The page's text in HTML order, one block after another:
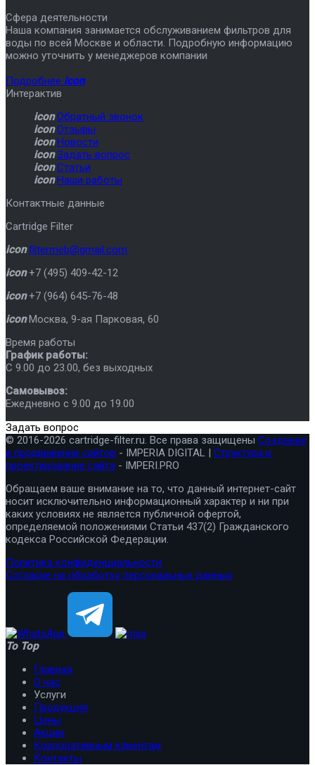
Сфера деятельности
Наша компания занимается обслуживанием фильтров для
воды по всей Москве и области. Подробную информацию
можно уточнить у менеджеров компании
Подробнее icon
Интерактив
icon Обратный звонок
icon Отзывы
icon Новости
icon Задать вопрос
icon Статьи
icon Наши работы
Контактные данные
Cartridge Filter
icon filtermeb@gmail.com
icon +7 (495) 409-42-12
icon +7 (964) 645-76-48
icon Москва, 9-ая Парковая, 60
Время работы
График работы:
C 9.00 до 23.00, без выходных
Самовывоз:
Ежедневно с 9.00 до 19.00
Задать вопрос
© 2016-2026 cartridge-filter.ru. Все права защищены Создание
и продвижение сайтов - IMPERIA DIGITAL | Структура и
проектирование сайта - IMPERI.PRO
Обращаем ваше внимание на то, что данный интернет-сайт
носит исключительно информационный характер и ни при
каких условиях не является публичной офертой,
определяемой положениями Статьи 437(2) Гражданского
кодекса Российской Федерации.
Политика конфиденциальности
Согласие на обработку персональных данных
To Top
Главная
О нас
Услуги
Продукция
Цены
Акции
Корпоративным клиентам
Контакты